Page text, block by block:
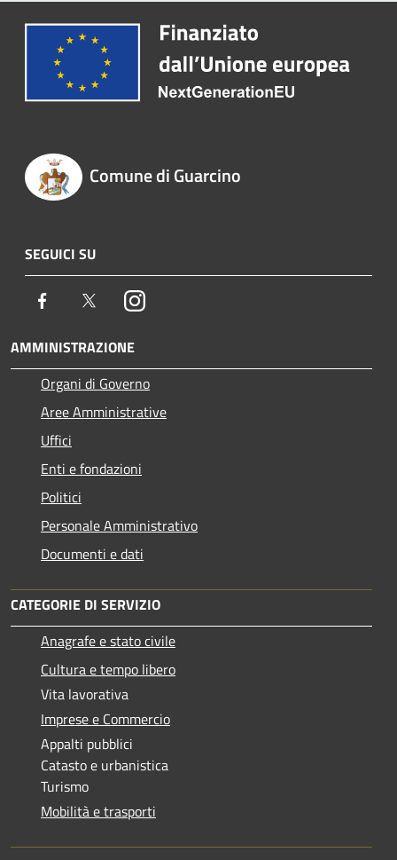
Comune di Guarcino
SEGUICI SU
Facebook TwitterInstagram
AMMINISTRAZIONE
Organi di Governo
Aree Amministrative
Uffici
Enti e fondazioni
Politici
Personale Amministrativo
Documenti e dati
CATEGORIE DI SERVIZIO
Anagrafe e stato civile
Cultura e tempo libero
Vita lavorativa
Imprese e Commercio
Appalti pubblici
Catasto e urbanistica
Turismo
Mobilità e trasporti